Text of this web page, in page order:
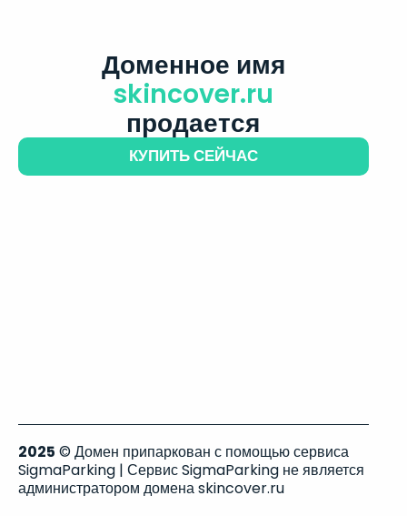
Доменное имя
skincover.ru
продается
КУПИТЬ СЕЙЧАС
2025 © Домен припаркован с помощью сервиса
SigmaParking | Сервис SigmaParking не является
администратором домена skincover.ru